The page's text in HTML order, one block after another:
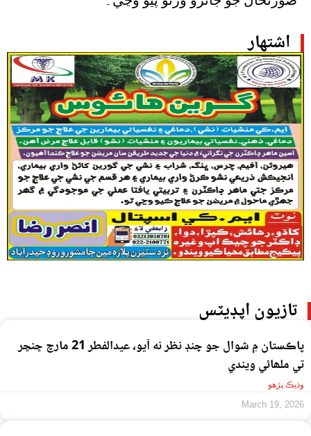
اشتهار
تازيون اپڊيٽس
پاڪستان ۾ شوال جو چنڊ نظر نه آيو، عيدالفطر 21 مارچ ڇنڇر
تي ملھائي ويندي
وڌيڪ پڙهو
March 19, 2026